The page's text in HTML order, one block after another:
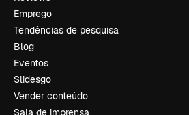
Emprego
Tendências de pesquisa
Blog
Eventos
Slidesgo
Vender conteúdo
Sala de imprensa